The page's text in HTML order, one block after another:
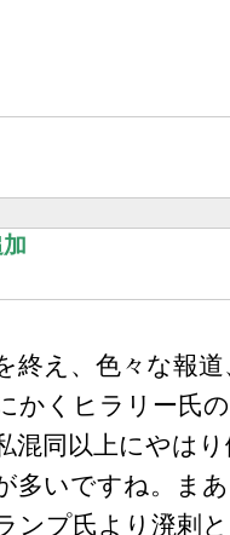
終え、色々な報
かくヒラリー氏
混同以上にやは
多いですね。ま
ンプ氏より溌剌